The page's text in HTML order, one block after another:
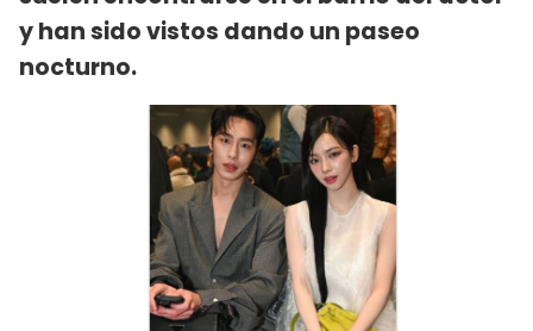
y han sido vistos dando un paseo
nocturno.